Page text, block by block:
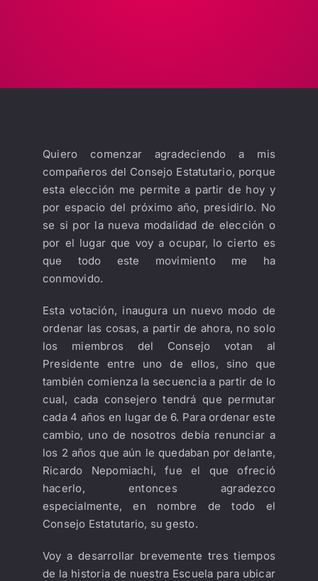
Quiero comenzar agradeciendo a mis
compañeros del Consejo Estatutario, porque
esta elección me permite a partir de hoy y
por espacio del próximo año, presidirlo. No
se si por la nueva modalidad de elección o
por el lugar que voy a ocupar, lo cierto es
que todo este movimiento me ha
conmovido.
Esta votación, inaugura un nuevo modo de
ordenar las cosas, a partir de ahora, no solo
los miembros del Consejo votan al
Presidente entre uno de ellos, sino que
también comienza la secuencia a partir de lo
cual, cada consejero tendrá que permutar
cada 4 años en lugar de 6. Para ordenar este
cambio, uno de nosotros debía renunciar a
los 2 años que aún le quedaban por delante,
Ricardo Nepomiachi, fue el que ofreció
hacerlo, entonces agradezco
especialmente, en nombre de todo el
Consejo Estatutario, su gesto.
Voy a desarrollar brevemente tres tiempos
de la historia de nuestra Escuela para ubicar